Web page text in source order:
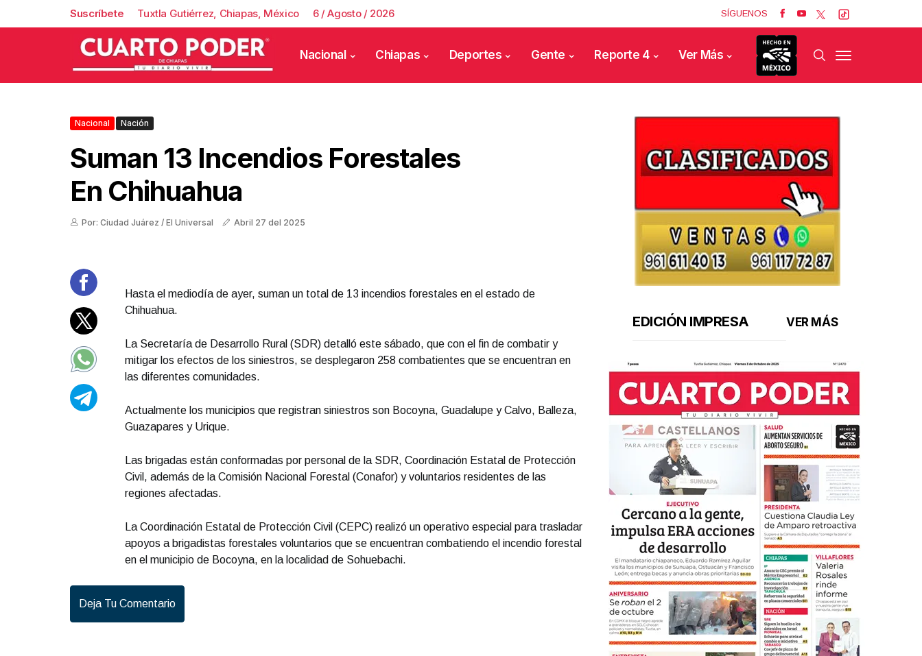
Suscríbete Tuxtla Gutiérrez, Chiapas, México 6 / Agosto / 2026 SÍGUENOS
Nacional Chiapas Deportes Gente Reporte 4 Ver Más
Nacional Nación
Suman 13 Incendios Forestales
En Chihuahua
Por: Ciudad Juárez / El Universal Abril 27 del 2025
Hasta el mediodía de ayer, suman un total de 13 incendios forestales en el estado de
Chihuahua.
La Secretaría de Desarrollo Rural (SDR) detalló este sábado, que con el fin de combatir y
mitigar los efectos de los siniestros, se desplegaron 258 combatientes que se encuentran en
las diferentes comunidades.
Actualmente los municipios que registran siniestros son Bocoyna, Guadalupe y Calvo, Balleza,
Guazapares y Urique.
Las brigadas están conformadas por personal de la SDR, Coordinación Estatal de Protección
Civil, además de la Comisión Nacional Forestal (Conafor) y voluntarios residentes de las
regiones afectadas.
La Coordinación Estatal de Protección Civil (CEPC) realizó un operativo especial para trasladar
apoyos a brigadistas forestales voluntarios que se encuentran combatiendo el incendio forestal
en el municipio de Bocoyna, en la localidad de Sohuebachi.
Deja Tu Comentario
EDICIÓN IMPRESA VER MÁS